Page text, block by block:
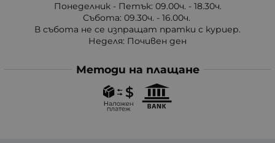
Понеделник - Петък: 09.00ч. - 18.30ч.
Събота: 09.30ч. - 16.00ч.
В събота не се изпращат пратки с куриер.
Неделя: Почивен ден
Методи на плащане